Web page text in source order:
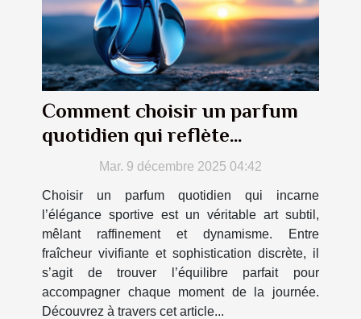
Comment choisir un parfum
quotidien qui reflète
l'élégance sportive ?
Mar. 9 décembre 2025 04:42
Choisir un parfum quotidien qui incarne
l’élégance sportive est un véritable art subtil,
mêlant raffinement et dynamisme. Entre
fraîcheur vivifiante et sophistication discrète, il
s’agit de trouver l’équilibre parfait pour
accompagner chaque moment de la journée.
Découvrez à travers cet article...